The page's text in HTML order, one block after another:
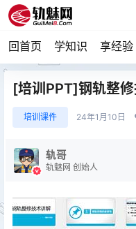
回首页 学知识 享经验
[培训PPT]钢轨整
培训课件 24年1月10日
轨哥
轨魅网 创始人